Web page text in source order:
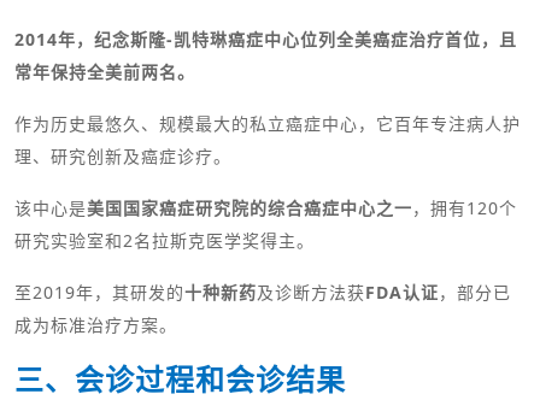
2014年，纪念斯隆-凯特琳癌症中心位列全美癌症治疗首位，且
常年保持全美前两名。
作为历史最悠久、规模最大的私立癌症中心，它百年专注病人护
理、研究创新及癌症诊疗。
该中心是美国国家癌症研究院的综合癌症中心之一，拥有120个
研究实验室和2名拉斯克医学奖得主。
至2019年，其研发的十种新药及诊断方法获FDA认证，部分已
成为标准治疗方案。
三、会诊过程和会诊结果